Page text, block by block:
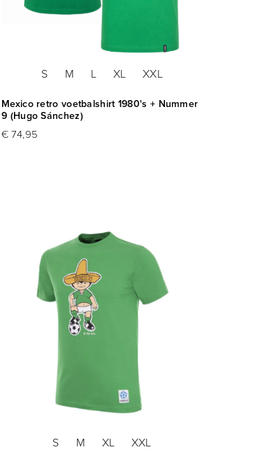
S M L XL XXL
Mexico retro voetbalshirt 1980's + Nummer
9 (Hugo Sánchez)
€ 74,95
S M XL XXL